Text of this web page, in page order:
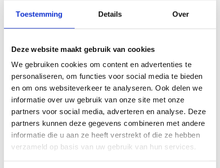
Toestemming Details Over
Deze website maakt gebruik van cookies
We gebruiken cookies om content en advertenties te
personaliseren, om functies voor social media te bieden
en om ons websiteverkeer te analyseren. Ook delen we
informatie over uw gebruik van onze site met onze
partners voor social media, adverteren en analyse. Deze
partners kunnen deze gegevens combineren met andere
informatie die u aan ze heeft verstrekt of die ze hebben
verzameld op basis van uw gebruik van hun services.
projectwebsite. In het bijzonder zijn alle prijzen op de
website onder voorbehoud van type- en
fouten wordt geen aansprakelijkheid aanvaard.
Op basis van het verzenden en ontvangen van
informatie via de projectwebsite of via e-mail kan niet
zonder meer een relatie tussen <Naam eigenaar
website> en de gebruiker van de website ontstaan.